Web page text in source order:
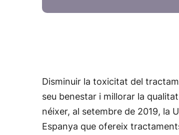
Disminuir la toxicitat del
seu benestar i millorar la
néixer, al setembre de 2019, la
Espanya que ofereix